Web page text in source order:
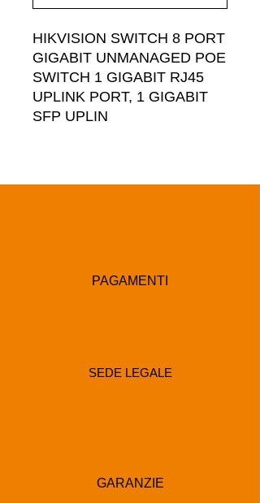
HIKVISION SWITCH 8 PORT
GIGABIT UNMANAGED POE
SWITCH 1 GIGABIT RJ45
UPLINK PORT, 1 GIGABIT
SFP UPLIN
PAGAMENTI
SEDE LEGALE
GARANZIE